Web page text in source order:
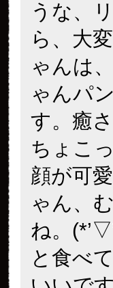
うな、
ら、大
ゃんは
ゃんパ
す。癒
ちょこ
顔が可
ゃん、
ね。
と食べ